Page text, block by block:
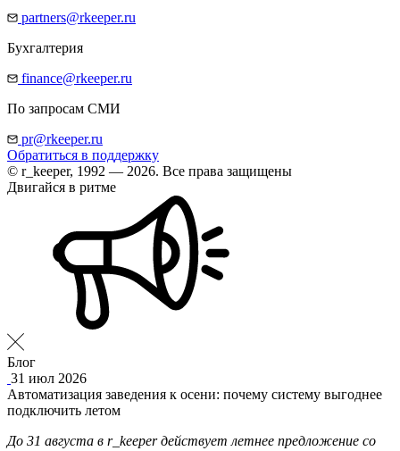
partners@rkeeper.ru
Бухгалтерия
finance@rkeeper.ru
По запросам СМИ
pr@rkeeper.ru
Обратиться в поддержку
© r_keeper, 1992 — 2026. Все права защищены
Двигайся в ритме
Блог
31 июл 2026
Автоматизация заведения к осени: почему систему выгоднее
подключить летом
До 31 августа в r_keeper действует летнее предложение со